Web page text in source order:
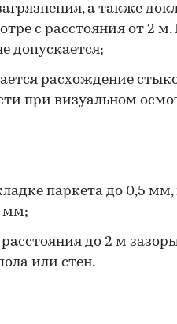
а также
с расстояния от 2 м.
допускается;
расхождение
при визуальном
паркета до 0,5 мм,
мм;
до 2 м
или стен.